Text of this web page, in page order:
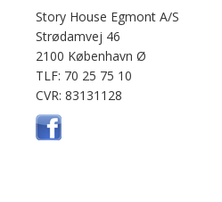
Story House Egmont A/S
Strødamvej 46
2100 København Ø
TLF: 70 25 75 10
CVR: 83131128